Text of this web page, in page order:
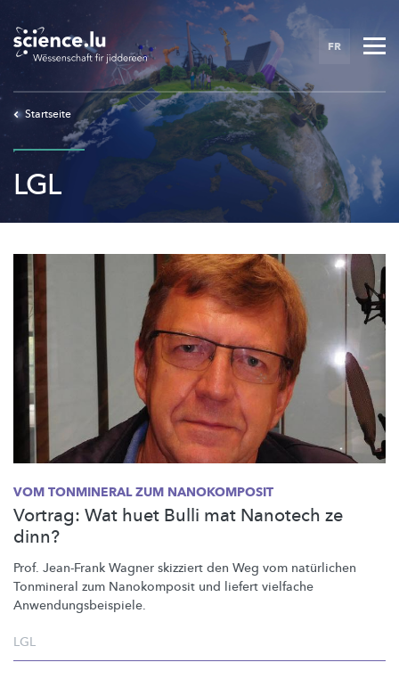
main
content
FR
Startseite
LGL
VOM TONMINERAL ZUM NANOKOMPOSIT
Vortrag: Wat huet Bulli mat Nanotech ze
dinn?
Prof. Jean-Frank Wagner skizziert den Weg vom natürlichen
Tonmineral zum Nanokomposit und liefert vielfache
Anwendungsbeispiele.
LGL